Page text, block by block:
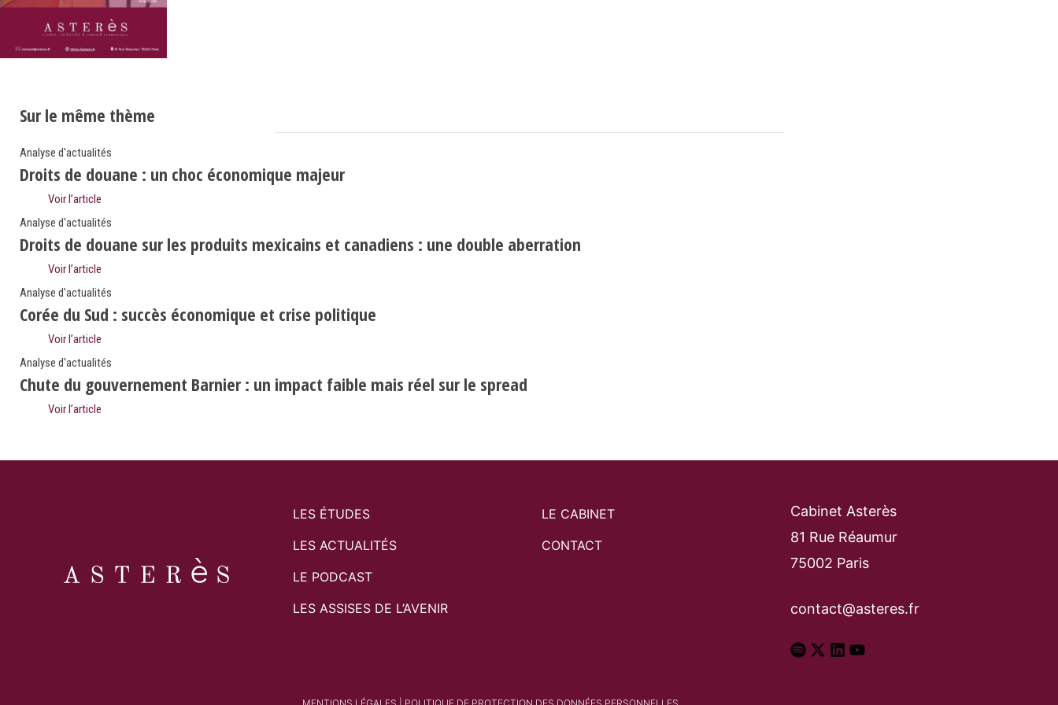
Sur le même thème
Analyse d'actualités
Droits de douane : un choc économique majeur
Voir l’article
Analyse d'actualités
Droits de douane sur les produits mexicains et canadiens : une double aberration
Voir l’article
Analyse d'actualités
Corée du Sud : succès économique et crise politique
Voir l’article
Analyse d'actualités
Chute du gouvernement Barnier : un impact faible mais réel sur le spread
Voir l’article
LES ÉTUDES
LES ACTUALITÉS
LE PODCAST
LES ASSISES DE L’AVENIR
LE CABINET
CONTACT
Cabinet Asterès
81 Rue Réaumur
75002 Paris
contact@asteres.fr